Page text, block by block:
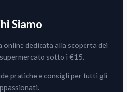
Siamo
online dedicata alla scoperta dei
sotto i €15.
pratiche e consigli per tutti gli